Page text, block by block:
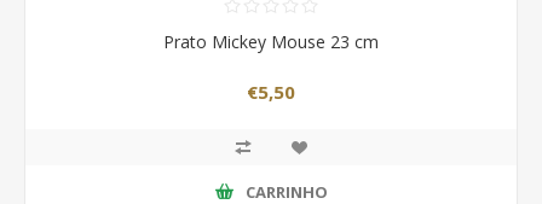
Prato Mickey Mouse 23 cm
€5,50
CARRINHO